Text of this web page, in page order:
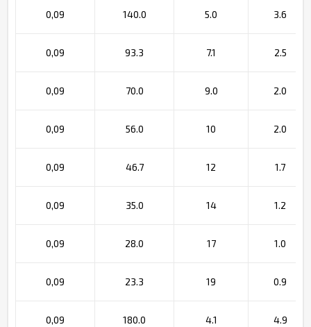
0,09 140.0 5.0 3.6
0,09 93.3 7.1 2.5
0,09 70.0 9.0 2.0
0,09 56.0 10 2.0
0,09 46.7 12 1.7
0,09 35.0 14 1.2
0,09 28.0 17 1.0
0,09 23.3 19 0.9
0,09 180.0 4.1 4.9